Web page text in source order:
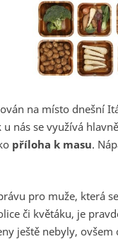
na místo dnešní
nás se využívá
příloha k masu.
pro muže, která
či květáku, je
ještě nebyly,